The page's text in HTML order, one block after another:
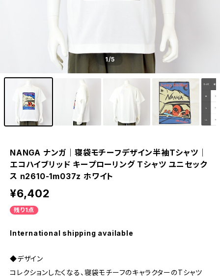
1/5
NANGA ナンガ｜寝袋モチーフデザイン半袖Tシャツ｜
エコハイブリッド キープローリング Tシャツ ユニセック
ス n2610-1m037z ホワイト
¥6,402
残り1点
International shipping available
◆デザイン
コレクションしたくなる、寝袋モチーフのキャラクターのTシャツ